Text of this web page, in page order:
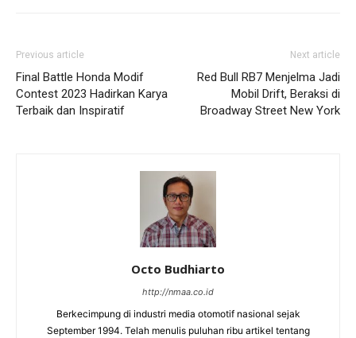
Previous article
Final Battle Honda Modif
Contest 2023 Hadirkan Karya
Terbaik dan Inspiratif
Next article
Red Bull RB7 Menjelma Jadi
Mobil Drift, Beraksi di
Broadway Street New York
Octo Budhiarto
http://nmaa.co.id
Berkecimpung di industri media otomotif nasional sejak
September 1994. Telah menulis puluhan ribu artikel tentang